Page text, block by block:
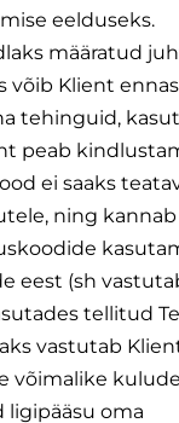
eelduseks.
määratud
võib Klient
tehinguid,
peab
ei saaks
ning
eest (sh
tellitud
vastutab
võimalike
ligipääsu oma